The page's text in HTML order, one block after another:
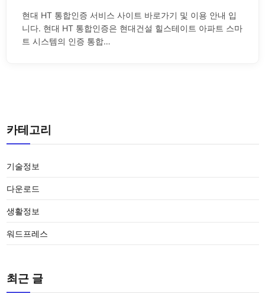
현대 HT 통합인증 서비스 사이트 바로가기 및 이용 안내 입
니다. 현대 HT 통합인증은 현대건설 힐스테이트 아파트 스마
트 시스템의 인증 통합…
카테고리
기술정보
다운로드
생활정보
워드프레스
최근 글